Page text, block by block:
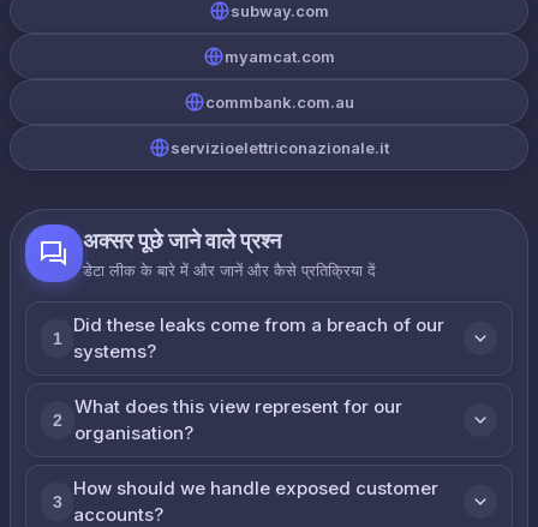
subway.com
myamcat.com
commbank.com.au
servizioelettriconazionale.it
अक्सर पूछे जाने वाले प्रश्न
डेटा लीक के बारे में और जानें और कैसे प्रतिक्रिया दें
1
Did these leaks come from a breach of our
systems?
2
What does this view represent for our
organisation?
3
How should we handle exposed customer
accounts?